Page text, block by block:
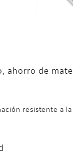
ahorro de
resistente a